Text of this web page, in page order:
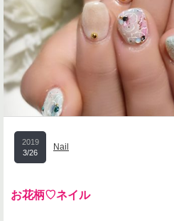
2019
3/26
Nail
お花柄♡ネイル